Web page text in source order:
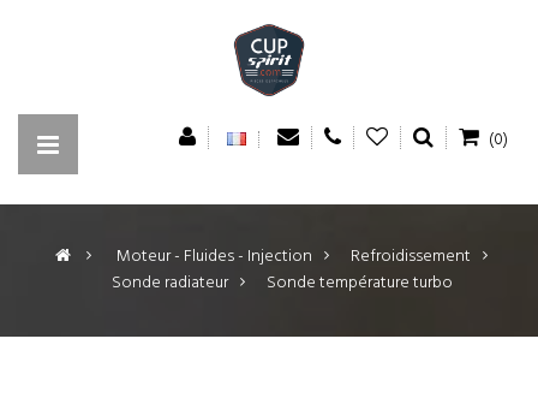
(0)
> Moteur - Fluides - Injection >
Refroidissement
Sonde radiateur > Sonde température turbo